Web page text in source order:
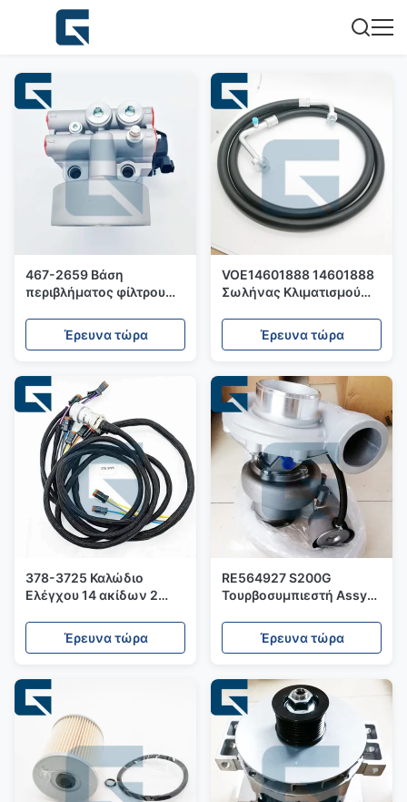
467-2659 Βάση
περιβλήματος φίλτρου
120K
Έρευνα τώρα
VOE14601888 14601888
Σωλήνας Κλιματισμού
Έρευνα τώρα
378-3725 Καλώδιο
Ελέγχου 14 ακίδων 2
- Κατασκευασμένο στην
Κίνα
Έρευνα τώρα
RE564927 S200G
Τουρβοσυμπιεστή Assy
6090HFL75
Έρευνα τώρα